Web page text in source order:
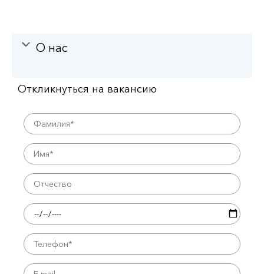
О нас
Откликнуться на вакансию